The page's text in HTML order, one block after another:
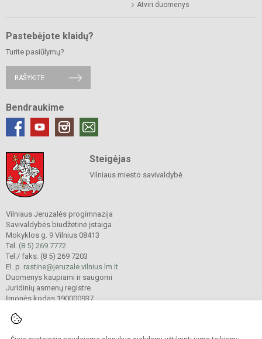
Atviri duomenys
Pastebėjote klaidų?
Turite pasiūlymų?
RAŠYKITE
Bendraukime
Steigėjas
Vilniaus miesto savivaldybė
Vilniaus Jeruzalės progimnazija
Savivaldybės biudžetinė įstaiga
Mokyklos g. 9 Vilnius 08413
Tel. (8 5) 269 7772
Tel./ faks. (8 5) 269 7203
El. p. rastine@jeruzale.vilnius.lm.lt
Duomenys kaupiami ir saugomi
Juridinių asmenų registre
Įmonės kodas 190000937